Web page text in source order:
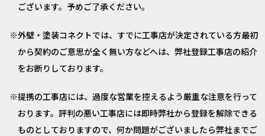
ございます。予めご了承ください。
外壁・塗装コネクトでは、すでに工事店が決定されている方最初
から契約のご意思が全く無い方などへは、弊社登録工事店の紹介
をお断りしております。
提携の工事店には、過度な営業を控えるよう厳重な注意を行って
おります。評判の悪い工事店には即時弊社から登録を解除できる
ものとしておりますので、何か問題がございましたら弊社までご